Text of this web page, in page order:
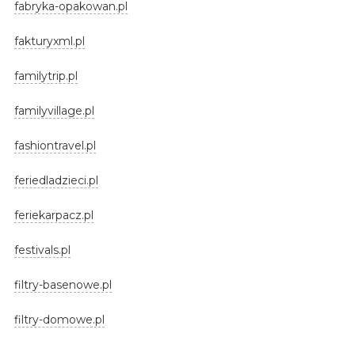
fabryka-opakowan.pl
fakturyxml.pl
familytrip.pl
familyvillage.pl
fashiontravel.pl
feriedladzieci.pl
feriekarpacz.pl
festivals.pl
filtry-basenowe.pl
filtry-domowe.pl